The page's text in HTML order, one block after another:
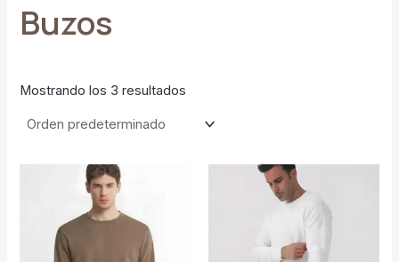
Buzos
Mostrando los 3 resultados